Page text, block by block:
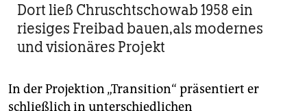
Dort ließ Chruschtschowab 1958 ein
riesiges Freibad bauen,als modernes
und visionäres Projekt
In der Projektion „Transition“ präsentiert er
schließlich in unterschiedlichen